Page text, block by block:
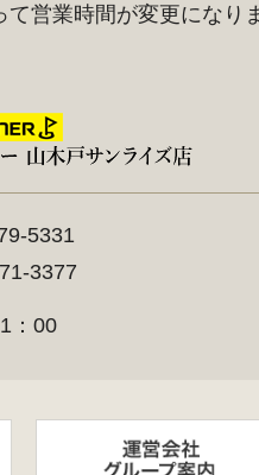
営業時間が変更になり
5331
3377
：00